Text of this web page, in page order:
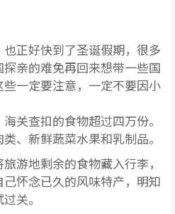
正好快到了圣诞假期，很多
亲的难免再回来想带一些国
一定要注意，一定不要因小
关查扣的食物超过四万份。
、新鲜蔬菜水果和乳制品。
游地剩余的食物藏入行李，
怀念已久的风味特产，明知
关。